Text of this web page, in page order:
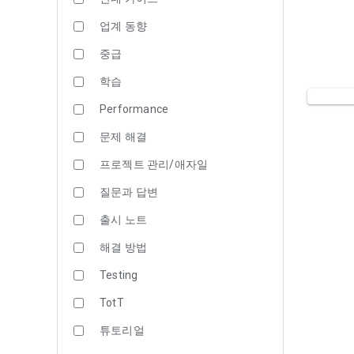
업계 동향
중급
학습
Performance
문제 해결
프로젝트 관리/애자일
질문과 답변
출시 노트
해결 방법
Testing
TotT
튜토리얼